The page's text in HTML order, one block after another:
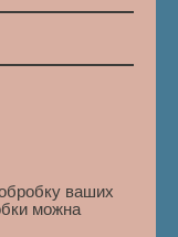
ваших
можна